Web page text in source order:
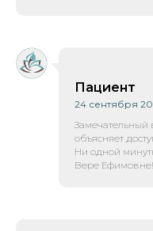
Пациент
24 сентября
Замечательный
объясняет
Ни одной
Вере Ефимовне!